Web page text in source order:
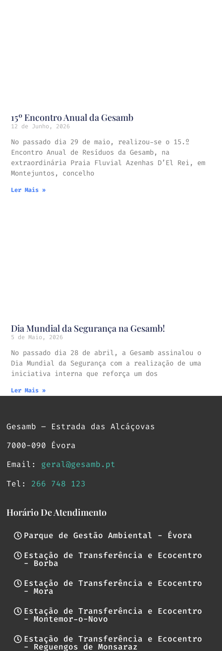
15º Encontro Anual da Gesamb
12 de Junho, 2026
No passado dia 29 de maio, realizou-se o 15.º
Encontro Anual de Resíduos da Gesamb, na
extraordinária Praia Fluvial Azenhas D’El Rei, em
Montejuntos, concelho
Ler Mais »
Dia Mundial da Segurança na Gesamb!
5 de Maio, 2026
No passado dia 28 de abril, a Gesamb assinalou o
Dia Mundial da Segurança com a realização de uma
iniciativa interna que reforça um dos
Ler Mais »
Gesamb – Estrada das Alcáçovas
7000-090 Évora
Email: geral@gesamb.pt
Tel: 266 748 123
Horário De Atendimento
Parque de Gestão Ambiental - Évora
Estação de Transferência e Ecocentro
- Borba
Estação de Transferência e Ecocentro
- Mora
Estação de Transferência e Ecocentro
- Montemor-o-Novo
Estação de Transferência e Ecocentro
- Reguengos de Monsaraz